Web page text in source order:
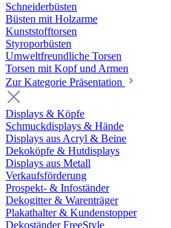
Schneiderbüsten
Büsten mit Holzarme
Kunststofftorsen
Styroporbüsten
Umweltfreundliche Torsen
Torsen mit Kopf und Armen
Zur Kategorie Präsentation
Displays & Köpfe
Schmuckdisplays & Hände
Displays aus Acryl & Beine
Dekoköpfe & Hutdisplays
Displays aus Metall
Verkaufsförderung
Prospekt- & Infoständer
Dekogitter & Warenträger
Plakathalter & Kundenstopper
Dekoständer FreeStyle